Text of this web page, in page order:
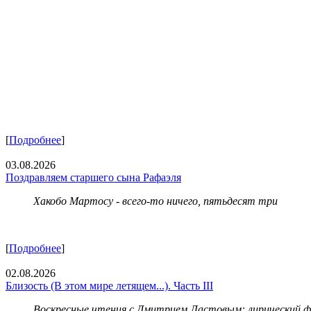
[Подробнее]
03.08.2026
Поздравляем старшего сына Рафаэля
Хакобо Мартосу - всего-то ничего, пятьдесят три
[Подробнее]
02.08.2026
Близость (В этом мире летящем...). Часть III